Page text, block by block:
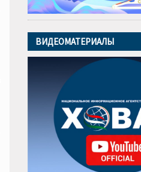
ВИДЕОМАТЕРИАЛЫ